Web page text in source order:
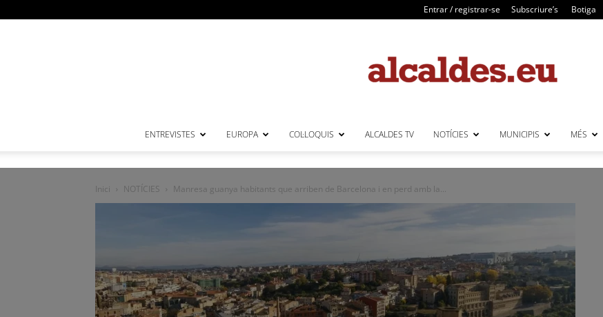
Entrar / registrar-se Subscriure’s Botiga
ENTREVISTES EUROPA COL·LOQUIS ALCALDES TV NOTÍCIES MUNICIPIS MÉS
Inici NOTÍCIES Manresa guanya habitants que arriben de Barcelona i en perd amb la...